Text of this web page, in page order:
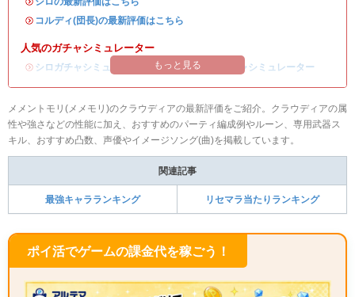
・ コルディ(団長)の最新評価はこちら
人気のガチャシミュレーター
・ シロガチャシミュレーター /コルディ(団長)ガチャシミュレーター
もっと見る
メメントモリ(メメモリ)のクラウディアの最新評価をご紹介。クラウディアの属
性や強さなどの性能に加え、おすすめのパーティ編成例やルーン、専用武器ス
キル、おすすめ凸数、声優やイメージソング(曲)を掲載しています。
関連記事
最強キャラランキング リセマラ当たりランキング
ポイ活でゲームの課金代を稼ごう！